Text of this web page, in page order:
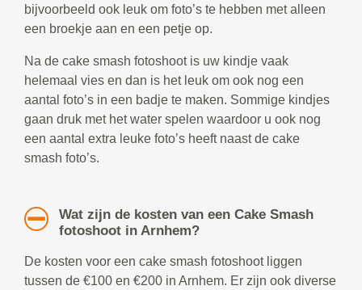
bijvoorbeeld ook leuk om foto’s te hebben met alleen
een broekje aan en een petje op.
Na de cake smash fotoshoot is uw kindje vaak
helemaal vies en dan is het leuk om ook nog een
aantal foto’s in een badje te maken. Sommige kindjes
gaan druk met het water spelen waardoor u ook nog
een aantal extra leuke foto’s heeft naast de cake
smash foto’s.
Wat zijn de kosten van een Cake Smash
fotoshoot in Arnhem?
De kosten voor een cake smash fotoshoot liggen
tussen de €100 en €200 in Arnhem. Er zijn ook diverse